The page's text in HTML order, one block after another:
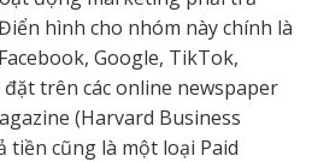
hình cho nhóm này chính là
Google, TikTok,
trên các online newspaper
(Harvard Business
tiền cũng là một loại Paid